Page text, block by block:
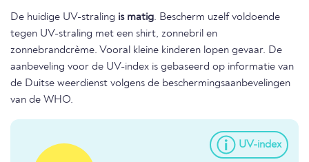
De huidige UV-straling is matig. Bescherm uzelf voldoende
tegen UV-straling met een shirt, zonnebril en
zonnebrandcrème. Vooral kleine kinderen lopen gevaar. De
aanbeveling voor de UV-index is gebaseerd op informatie van
de Duitse weerdienst volgens de beschermingsaanbevelingen
van de WHO.
UV-index